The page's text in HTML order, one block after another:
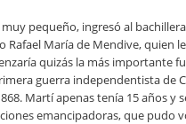
pequeño, ingresó al
Rafael María de Mendive, quien
quizás la más importante
guerra independentista de
Martí apenas tenía 15 años y
emancipadoras, que pudo